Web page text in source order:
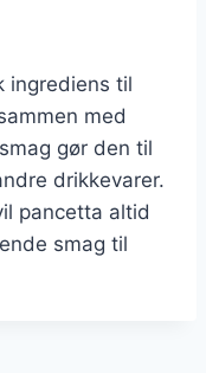
ingrediens til
med
gør den til
drikkevarer.
pancetta altid
smag til